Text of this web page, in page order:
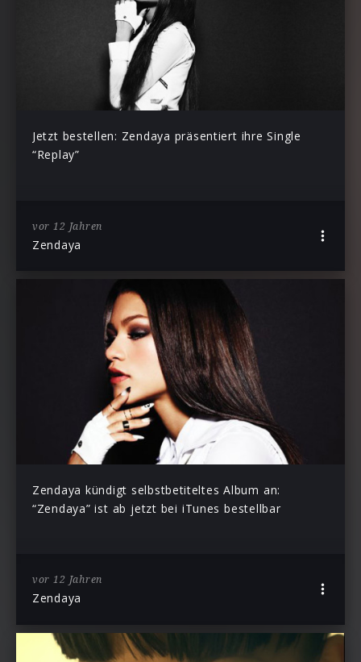
Jetzt bestellen: Zendaya präsentiert ihre Single
“Replay”
vor 12 Jahren
Zendaya
Zendaya kündigt selbstbetiteltes Album an:
“Zendaya” ist ab jetzt bei iTunes bestellbar
vor 12 Jahren
Zendaya